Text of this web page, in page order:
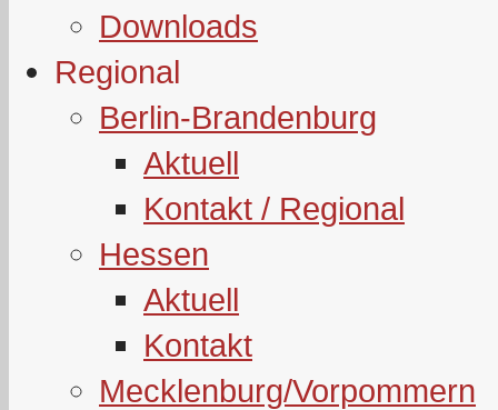
Downloads
Regional
Berlin-Brandenburg
Aktuell
Kontakt / Regional
Hessen
Aktuell
Kontakt
Mecklenburg/Vorpommern